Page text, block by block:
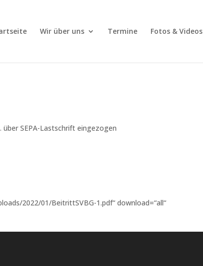
Wir über uns Termine Fotos & Videos
SEPA-Lastschrift eingezogen
2022/01/BeitrittSVBG-1.pdf“ download=“all“